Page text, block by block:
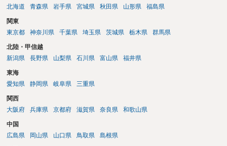
北海道
青森県 岩手県 宮城県 秋田県 山形県 福島県
関東
東京都
神奈川県 千葉県 埼玉県 茨城県 栃木県 群馬県
北陸・甲信越
新潟県
長野県 山梨県 石川県 富山県 福井県
東海
愛知県
静岡県 岐阜県 三重県
関西
大阪府
兵庫県 京都府 滋賀県 奈良県 和歌山県
中国
広島県
岡山県 山口県 鳥取県 島根県